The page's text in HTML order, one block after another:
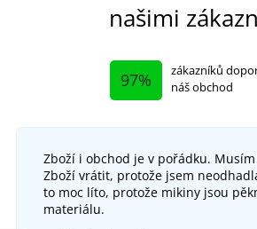
našimi
97%
zákazníků
náš obchod
Zboží i obchod je v pořádku.
Zboží vrátit, protože jsem
to moc líto, protože mikiny jsou
materiálu.